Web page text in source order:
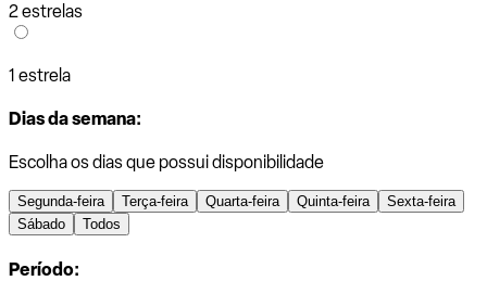
2 estrelas
1 estrela
Dias da semana:
Escolha os dias que possui disponibilidade
Segunda-feira Terça-feira Quarta-feira Quinta-feira
Sexta-feira
Sábado
Todos
Período: